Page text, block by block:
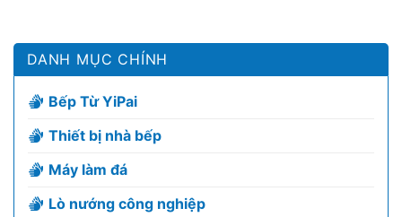
DANH MỤC CHÍNH
Bếp Từ YiPai
Thiết bị nhà bếp
Máy làm đá
Lò nướng công nghiệp